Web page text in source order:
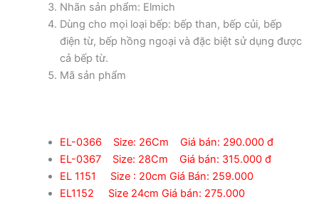
Nhãn sản phẩm: Elmich
Dùng cho mọi loại bếp: bếp than, bếp củi, bếp
điện từ, bếp hồng ngoại và đặc biệt sử dụng được
cả bếp từ.
Mã sản phẩm
EL-0366 Size: 26Cm Giá bán: 290.000 đ
EL-0367 Size: 28Cm Giá bán: 315.000 đ
EL 1151 Size : 20cm Giá Bán: 259.000
EL1152 Size 24cm Giá bán: 275.000